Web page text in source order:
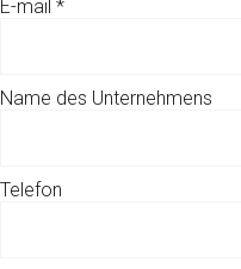
E-mail *
Name des Unternehmens
Telefon